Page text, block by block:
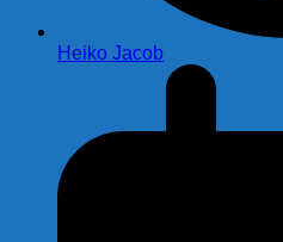
Heiko Jacob